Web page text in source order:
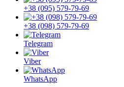
+38 (095) 579-79-69
+38 (098) 579-79-69
Telegram
Viber
WhatsApp